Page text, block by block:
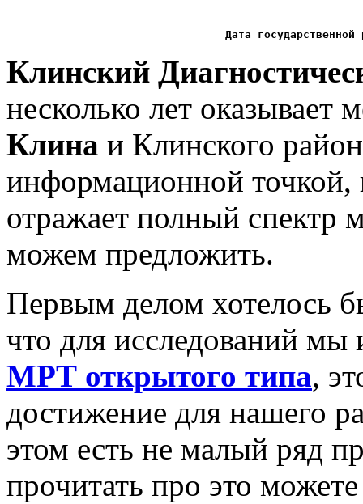
Дата
Клинский
несколько лет оказывает
Клина и Клинского
информационной
отражает полный спектр
можем предложить.
Первым делом хотелось
что для исследований мы
МРТ открытого типа,
достижение для нашего
этом есть не малый ряд
прочитать про это